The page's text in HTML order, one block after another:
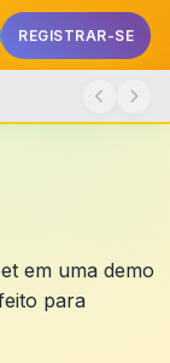
REGISTRAR-SE
em uma demo
para